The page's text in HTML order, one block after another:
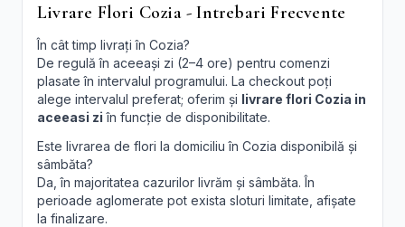
Livrare Flori Cozia - Intrebari Frecvente
În cât timp livrați în Cozia?
De regulă în aceeași zi (2–4 ore) pentru comenzi
plasate în intervalul programului. La checkout poți
alege intervalul preferat; oferim și livrare flori Cozia in
aceeasi zi în funcție de disponibilitate.
Este livrarea de flori la domiciliu în Cozia disponibilă și
sâmbăta?
Da, în majoritatea cazurilor livrăm și sâmbăta. În
perioade aglomerate pot exista sloturi limitate, afișate
la finalizare.